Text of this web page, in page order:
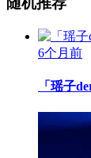
6个月前
「瑶子